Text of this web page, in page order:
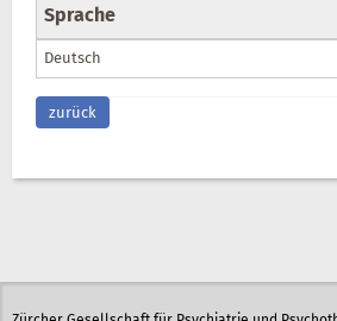
Sprache
Deutsch
zurück